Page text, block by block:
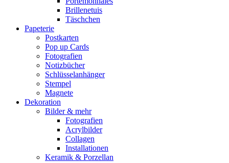
Brillenetuis
Täschchen
Papeterie
Postkarten
Pop up Cards
Fotografien
Notizbücher
Schlüsselanhänger
Stempel
Magnete
Dekoration
Bilder & mehr
Fotografien
Acrylbilder
Collagen
Installationen
Keramik & Porzellan